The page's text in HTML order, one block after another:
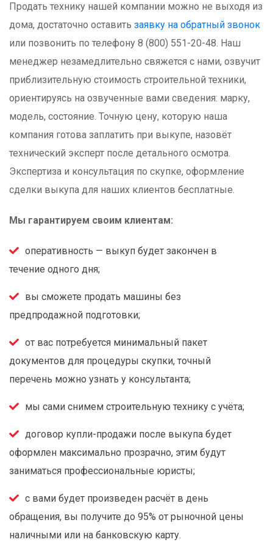
Продать технику нашей компании можно не выходя из
дома, достаточно оставить заявку на обратный звонок
или позвонить по телефону 8 (800) 551-20-48. Наш
менеджер незамедлительно свяжется с нами, озвучит
приблизительную стоимость строительной техники,
ориентируясь на озвученные вами сведения: марку,
модель, состояние. Точную цену, которую наша
компания готова заплатить при выкупе, назовёт
технический эксперт после детального осмотра.
Экспертиза и консультация по скупке, оформление
сделки выкупа для наших клиентов бесплатные.
Мы гарантируем своим клиентам:
оперативность — выкуп будет закончен в
течение одного дня;
вы сможете продать машины без
предпродажной подготовки;
от вас потребуется минимальный пакет
документов для процедуры скупки, точный
перечень можно узнать у консультанта;
мы сами снимем строительную технику с учёта;
договор купли-продажи после выкупа будет
оформлен максимально прозрачно, этим будут
заниматься профессиональные юристы;
с вами будет произведен расчёт в день
обращения, вы получите до 95% от рыночной цены
наличными или на банковскую карту.